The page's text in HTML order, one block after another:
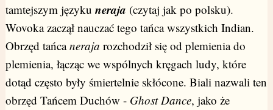
tamtejszym języku neraja (czytaj jak po polsku).
Wovoka zaczął nauczać tego tańca wszystkich Indian.
Obrzęd tańcaneraja rozchodził się od plemienia do
plemienia, łącząc we wspólnych kręgach ludy, które
dotąd często były śmiertelnie skłócone. Biali nazwali ten
obrzęd Tańcem Duchów - Ghost Dance, jako że